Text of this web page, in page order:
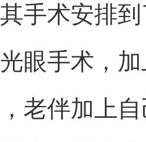
手术安排
眼手术，
老伴加上